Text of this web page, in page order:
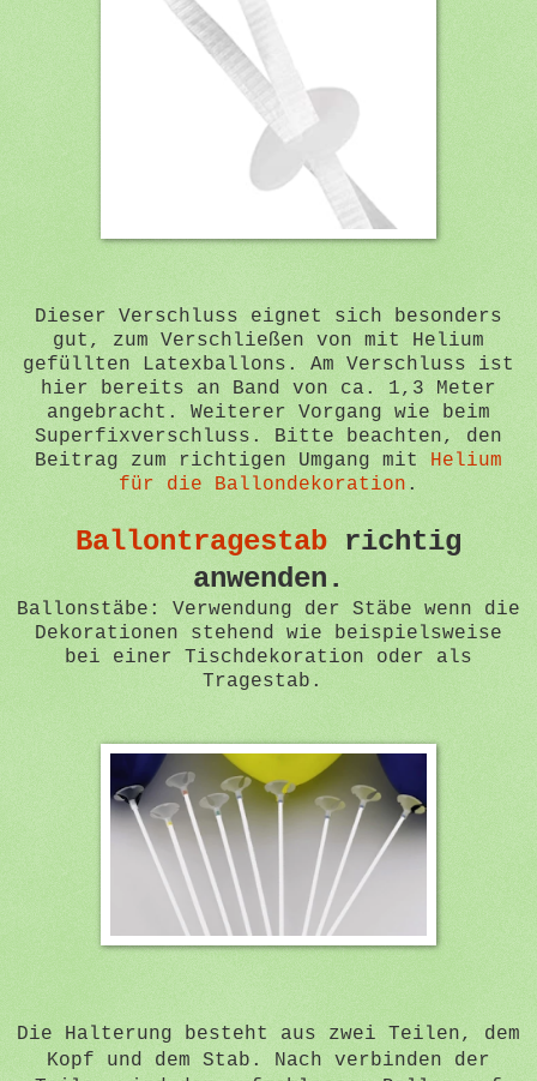
Dieser Verschluss eignet sich besonders
gut, zum Verschließen von mit Helium
gefüllten Latexballons. Am Verschluss ist
hier bereits an Band von ca. 1,3 Meter
angebracht. Weiterer Vorgang wie beim
Superfixverschluss. Bitte beachten, den
Beitrag zum richtigen Umgang mit Helium
für die Ballondekoration .
Ballontragestab richtig
anwenden.
Ballonstäbe: Verwendung der Stäbe wenn die
Dekorationen stehend wie beispielsweise
bei einer Tischdekoration oder als
Tragestab.
Die Halterung besteht aus zwei Teilen, dem
Kopf und dem Stab. Nach verbinden der